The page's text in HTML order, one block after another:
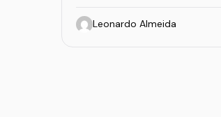
Leonardo Almeida